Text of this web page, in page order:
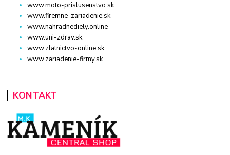
www.moto-prislusenstvo.sk
www.firemne-zariadenie.sk
www.nahradnediely.online
www.uni-zdrav.sk
www.zlatnictvo-online.sk
www.zariadenie-firmy.sk
KONTAKT